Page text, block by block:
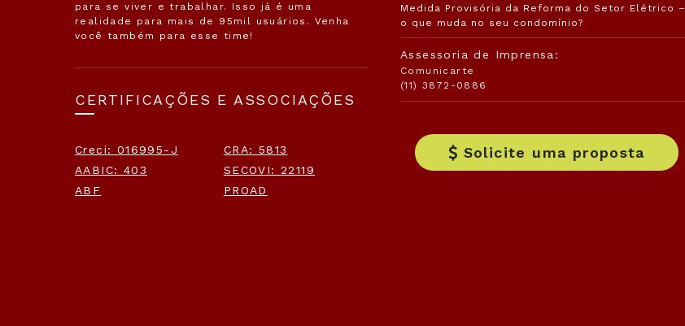
para se viver e trabalhar. Isso já é uma
realidade para mais de 95mil usuários. Venha
você também para esse time!
CERTIFICAÇÕES E ASSOCIAÇÕES
Creci: 016995-J
CRA: 5813
AABIC: 403
SECOVI: 22119
ABF
PROAD
Medida Provisória da Reforma do Setor Elétrico –
o que muda no seu condomínio?
Assessoria de Imprensa:
Comunicarte
(11) 3872-0886
Solicite uma proposta